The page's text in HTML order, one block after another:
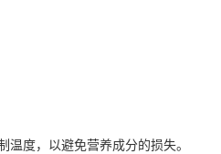
度，以避免营养成分的损失。